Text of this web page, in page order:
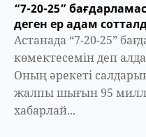
“7-20-25”
деген ер адам
Астанада “7-20-25”
көмектесемін деп
Оның әрекеті
жалпы шығын 95
хабарлай...